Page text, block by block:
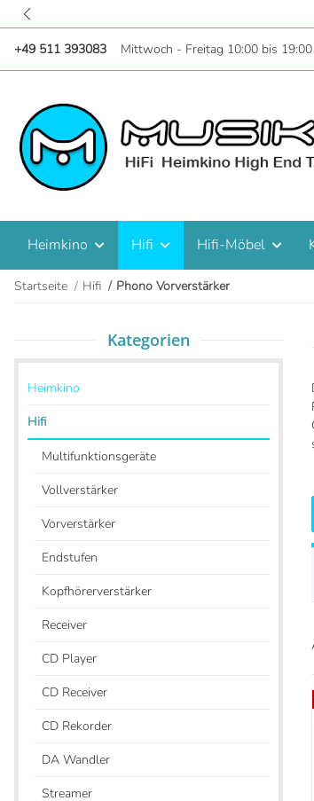
+49 511 393083 Mittwoch - Freitag 10:00 bis
Heimkino Hifi Hifi-Möbel
Startseite Hifi Phono Vorverstärker
Kategorien
Heimkino
Hifi
Multifunktionsgeräte
Vollverstärker
Vorverstärker
Endstufen
Kopfhörerverstärker
Receiver
CD Player
CD Receiver
CD Rekorder
DA Wandler
Streamer